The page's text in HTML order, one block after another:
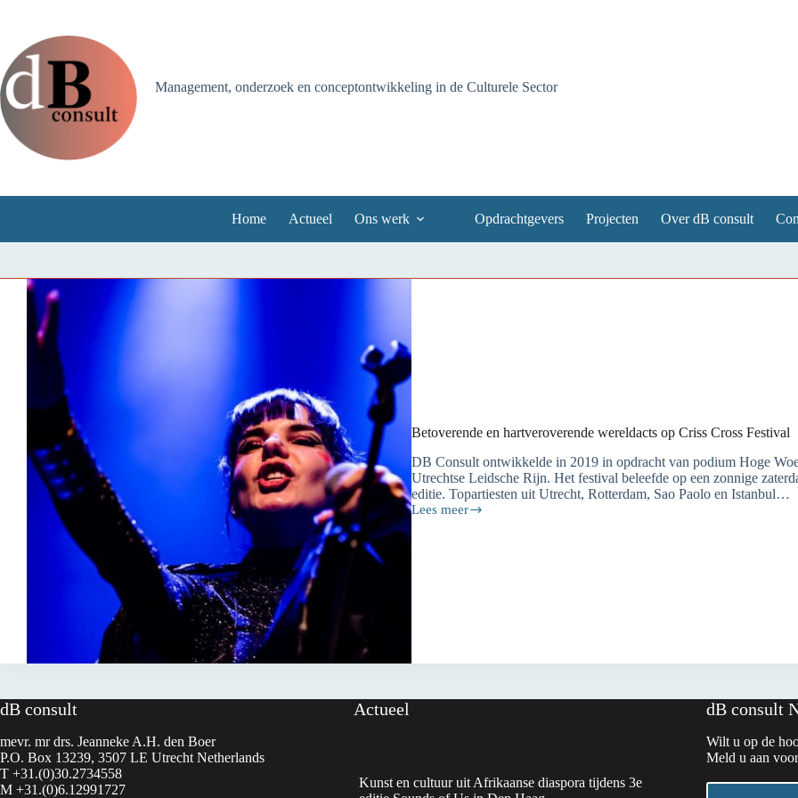
inhoud
Management, onderzoek en conceptontwikkeling in de Culturele Sector
Home Actueel Ons werk Opdrachtgevers Projecten Over dB consult
Betoverende en hartveroverende wereldacts op Criss Cross Festival
DB Consult ontwikkelde in 2019 in opdracht van podium Hoge
Utrechtse Leidsche Rijn. Het festival beleefde op een zonnige
editie. Topartiesten uit Utrecht, Rotterdam, Sao Paolo en Istanbul…
Lees meer
Betoverende
dB consult
mevr. mr drs. Jeanneke A.H. den Boer
P.O. Box 13239, 3507 LE Utrecht Netherlands
T +31.(0)30.2734558
M +31.(0)6.12991727
Actueel
Kunst en cultuur uit Afrikaanse diaspora tijdens 3e
dB consult
Wilt u op de
Meld u aan